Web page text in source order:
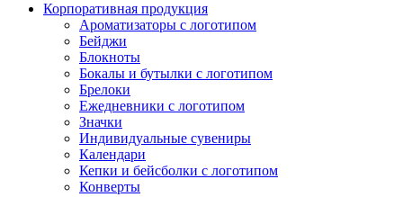
Корпоративная продукция
Ароматизаторы с логотипом
Бейджи
Блокноты
Бокалы и бутылки с логотипом
Брелоки
Ежедневники с логотипом
Значки
Индивидуальные сувениры
Календари
Кепки и бейсболки с логотипом
Конверты